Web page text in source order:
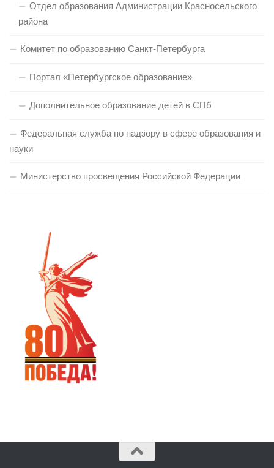
Отдел образования Администрации Красносельского
района
Комитет по образованию Санкт-Петербурга
Портал «Петербургское образование»
Дополнительное образование детей в СПб
Федеральная служба по надзору в сфере образования и
науки
Министерство просвещения Российской Федерации